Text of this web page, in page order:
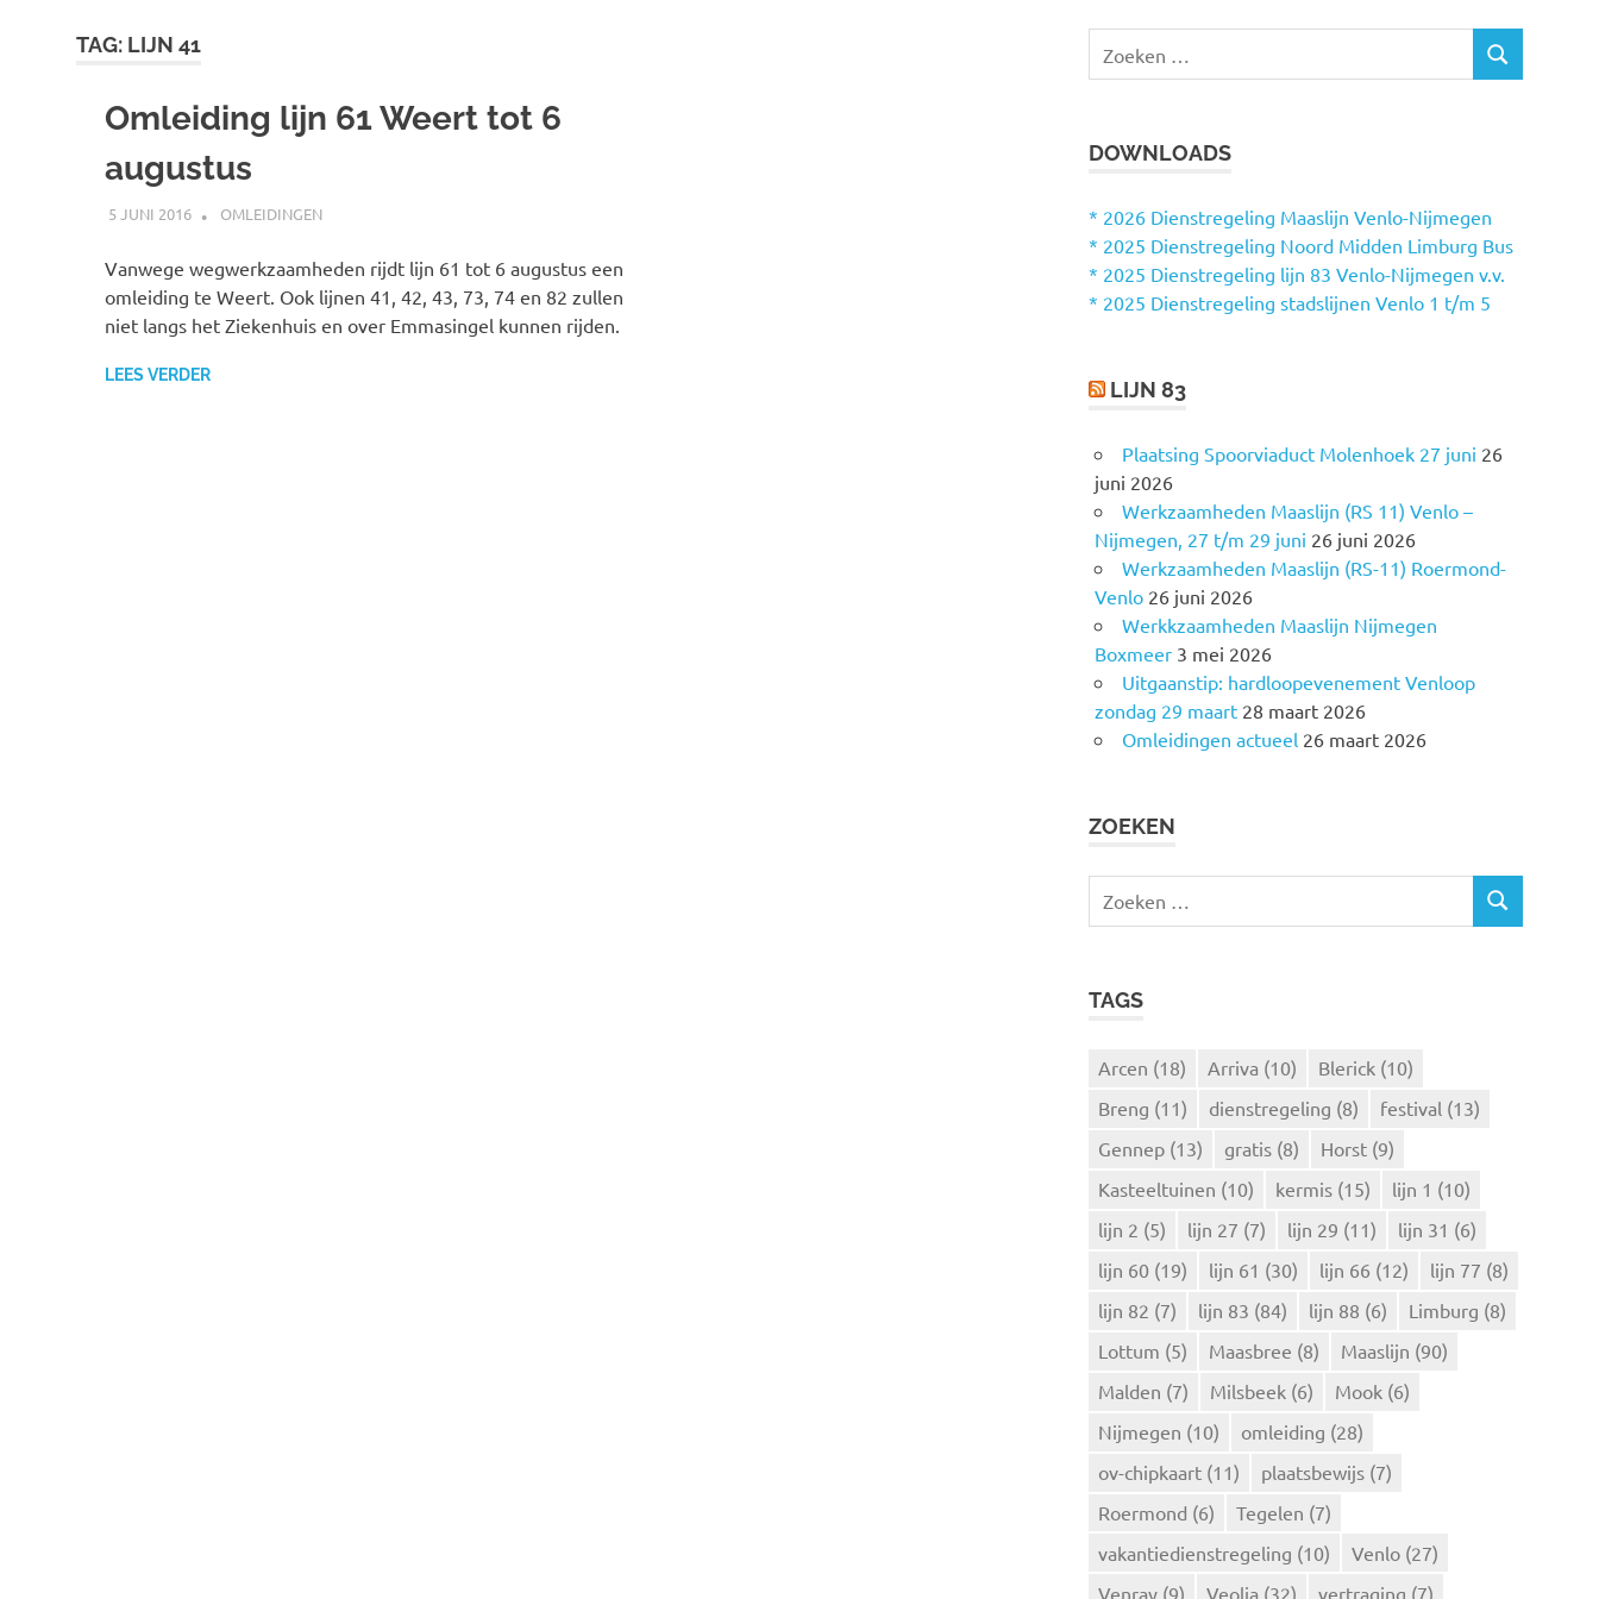
TAG: LIJN 41
Omleiding lijn 61 Weert tot 6
augustus
5 JUNI 2016 JOHAN
OMLEIDINGEN
Vanwege wegwerkzaamheden rijdt lijn 61 tot 6 augustus een
omleiding te Weert. Ook lijnen 41, 42, 43, 73, 74 en 82 zullen
niet langs het Ziekenhuis en over Emmasingel kunnen rijden.
LEES VERDER
e
n
a
a
r
Z
DOWNLOADS
* 2026 Dienstregeling Maaslijn Venlo-Nijmegen
* 2025 Dienstregeling Noord Midden Limburg Bus
* 2025 Dienstregeling lijn 83 Venlo-Nijmegen v.v.
* 2025 Dienstregeling stadslijnen Venlo 1 t/m 5
LIJN 83
Plaatsing Spoorviaduct Molenhoek 27 juni 26
juni 2026
Werkzaamheden Maaslijn (RS 11) Venlo –
Nijmegen, 27 t/m 29 juni 26 juni 2026
Werkzaamheden Maaslijn (RS-11) Roermond-
Venlo 26 juni 2026
Werkkzaamheden Maaslijn Nijmegen
Boxmeer 3 mei 2026
Uitgaanstip: hardloopevenement Venloop
zondag 29 maart 28 maart 2026
Omleidingen actueel 26 maart 2026
ZOEKEN
e
Z
TAGS
Arcen (18) Arriva (10) Blerick (10)
Breng (11) dienstregeling (8) festival (13)
Gennep (13) gratis (8) Horst (9)
Kasteeltuinen (10) kermis (15) lijn 1 (10)
lijn 2 (5) lijn 27 (7) lijn 29 (11) lijn 31 (6)
lijn 60 (19) lijn 61 (30) lijn 66 (12) lijn 77 (8)
lijn 82 (7) lijn 83 (84) lijn 88 (6) Limburg (8)
Lottum (5) Maasbree (8) Maaslijn (90)
Malden (7) Milsbeek (6) Mook (6)
Nijmegen (10) omleiding (28)
ov-chipkaart (11) plaatsbewijs (7)
Roermond (6) Tegelen (7)
vakantiedienstregeling (10) Venlo (27)
Venray (9) Veolia (32) vertraging (7)